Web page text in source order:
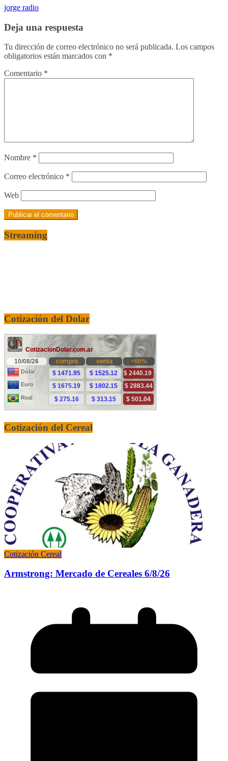
jorge radio
Deja una respuesta
Tu dirección de correo electrónico no será publicada. Los campos
obligatorios están marcados con *
Comentario *
Nombre *
Correo electrónico *
Web
Streaming
Cotización del Dolar
Cotización del Cereal
Cotización Cereal
Armstrong: Mercado de Cereales 6/8/26